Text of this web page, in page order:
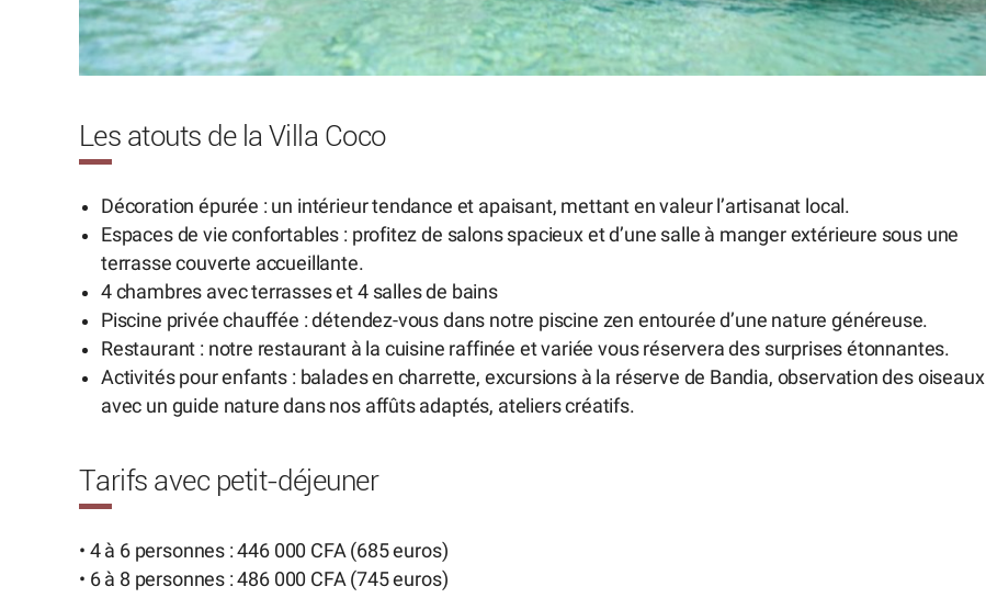
Les atouts de la Villa Coco
Décoration épurée : un intérieur tendance et apaisant, mettant en valeur l’artisanat local.
Espaces de vie confortables : profitez de salons spacieux et d’une salle à manger extérieure sous une
terrasse couverte accueillante.
4 chambres avec terrasses et 4 salles de bains
Piscine privée chauffée : détendez-vous dans notre piscine zen entourée d’une nature généreuse.
Restaurant : notre restaurant à la cuisine raffinée et variée vous réservera des surprises étonnantes.
Activités pour enfants : balades en charrette, excursions à la réserve de Bandia, observation des oiseaux
avec un guide nature dans nos affûts adaptés, ateliers créatifs.
Tarifs avec petit-déjeuner
• 4 à 6 personnes : 446 000 CFA (685 euros)
• 6 à 8 personnes : 486 000 CFA (745 euros)